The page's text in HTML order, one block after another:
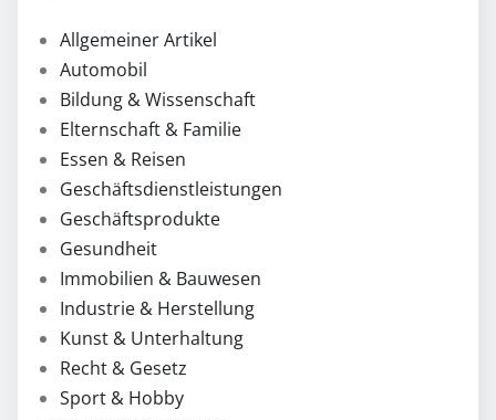
Allgemeiner Artikel
Automobil
Bildung & Wissenschaft
Elternschaft & Familie
Essen & Reisen
Geschäftsdienstleistungen
Geschäftsprodukte
Gesundheit
Immobilien & Bauwesen
Industrie & Herstellung
Kunst & Unterhaltung
Recht & Gesetz
Sport & Hobby